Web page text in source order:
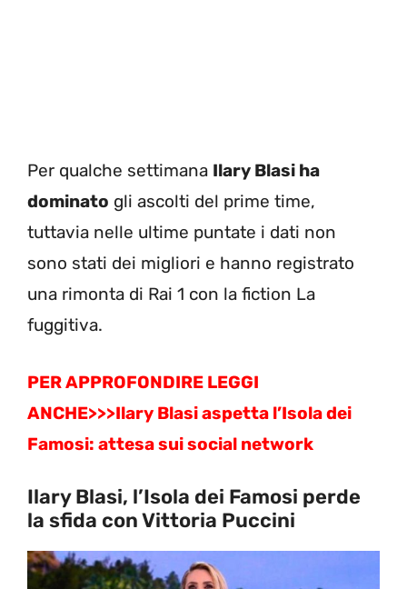
Per qualche settimana Ilary Blasi ha
dominato gli ascolti del prime time,
tuttavia nelle ultime puntate i dati non
sono stati dei migliori e hanno registrato
una rimonta di Rai 1 con la fiction La
fuggitiva.
PER APPROFONDIRE LEGGI
ANCHE>>>Ilary Blasi aspetta l’Isola dei
Famosi: attesa sui social network
Ilary Blasi, l’Isola dei Famosi perde
la sfida con Vittoria Puccini